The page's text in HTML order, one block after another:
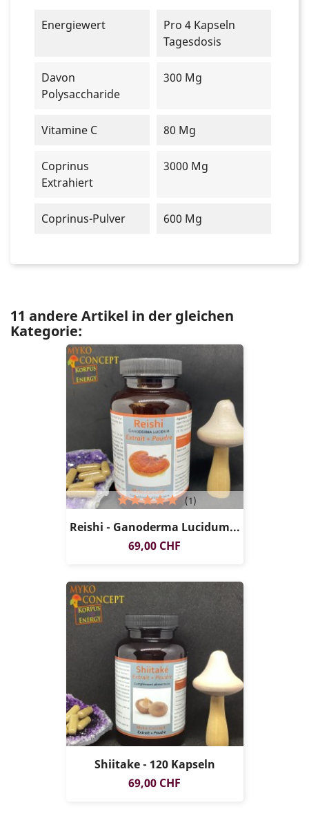
Energiewert
Pro 4 Kapseln
Tagesdosis
Davon
Polysaccharide
300 Mg
Vitamine C 80 Mg
Coprinus
Extrahiert
3000 Mg
Coprinus-Pulver 600 Mg
11 andere Artikel in der gleichen
Kategorie:
Reishi - Ganoderma Lucidum...
Preis
69,00 CHF
(1)
Shiitake - 120 Kapseln
Preis
69,00 CHF